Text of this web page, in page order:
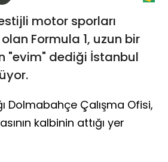
motor sporları
Formula 1, uzun bir
"evim" dediği İstanbul
Dolmabahçe Çalışma Ofisi,
kalbinin attığı yer